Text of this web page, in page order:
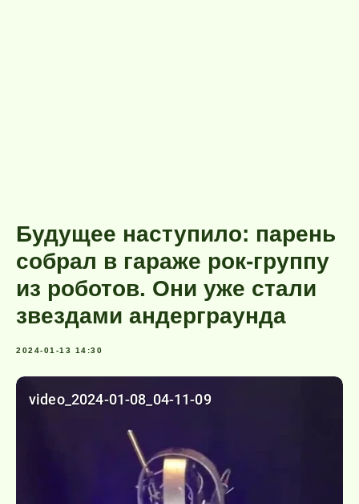
Будущее наступило: парень
собрал в гараже рок-группу
из роботов. Они уже стали
звездами андерграунда
2024-01-13 14:30